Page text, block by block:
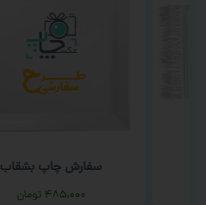
سفارش چاپ بشقاب
۴۸۵,۰۰۰ تومان